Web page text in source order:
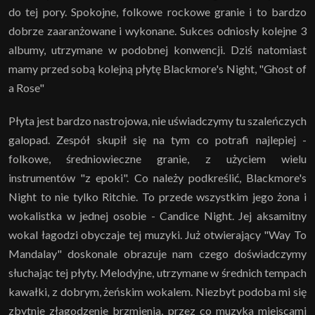
do tej pory. Spokojne, folkowe rockowe granie i to bardzo
dobrze zaaranżowane i wykonane. Sukces odniosły kolejne 3
albumy, utrzymane w podobnej konwencji. Dziś natomiast
mamy przed sobą kolejną płytę Blackmore's Night, "Ghost of
a Rose"
Płyta jest bardzo nastrojowa, nie uświadczymy tu szaleńczych
galopad. Zespół skupił się na tym co potrafi najlepiej -
folkowe, średniowieczne granie, z użyciem wielu
instrumentów "z epoki". Co należy podkreślić, Blackmore's
Night to nie tylko Ritchie. To przede wszystkim jego żona i
wokalistka w jednej osobie - Candice Night. Jej aksamitny
wokal łagodzi obyczaje tej muzyki. Już otwierający "Way To
Mandalay" doskonale obrazuje nam czego doświadczymy
słuchając tej płyty. Melodyjne, utrzymane w średnich tempach
kawałki, z dobrym, żeńskim wokalem. Niezbyt podoba mi się
zbytnie złagodzenie brzmienia, przez co muzyka miejscami